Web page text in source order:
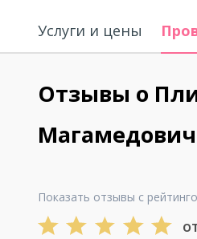
Услуги и цены
Отзывы о
Магамедович
Показать отзывы с